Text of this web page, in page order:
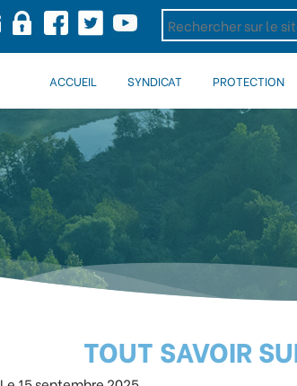
ACCUEIL SYNDICAT PROTECTION
TOUT SAVOIR